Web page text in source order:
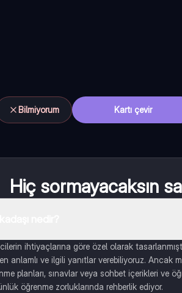
Bilmiyorum Kartı çevir
Hiç sormayacaksın
ihtiyaçlarına göre özel olarak
anlamlı ve ilgili yanıtlar verebiliyoruz. Ancak
planları, sınavlar veya sohbet içerikleri ve
öğrenme zorluklarında rehberlik ediyor.